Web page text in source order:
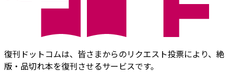
復刊ドットコムは、皆さまからのリクエスト投票により、絶
版・品切れ本を復刊させるサービスです。